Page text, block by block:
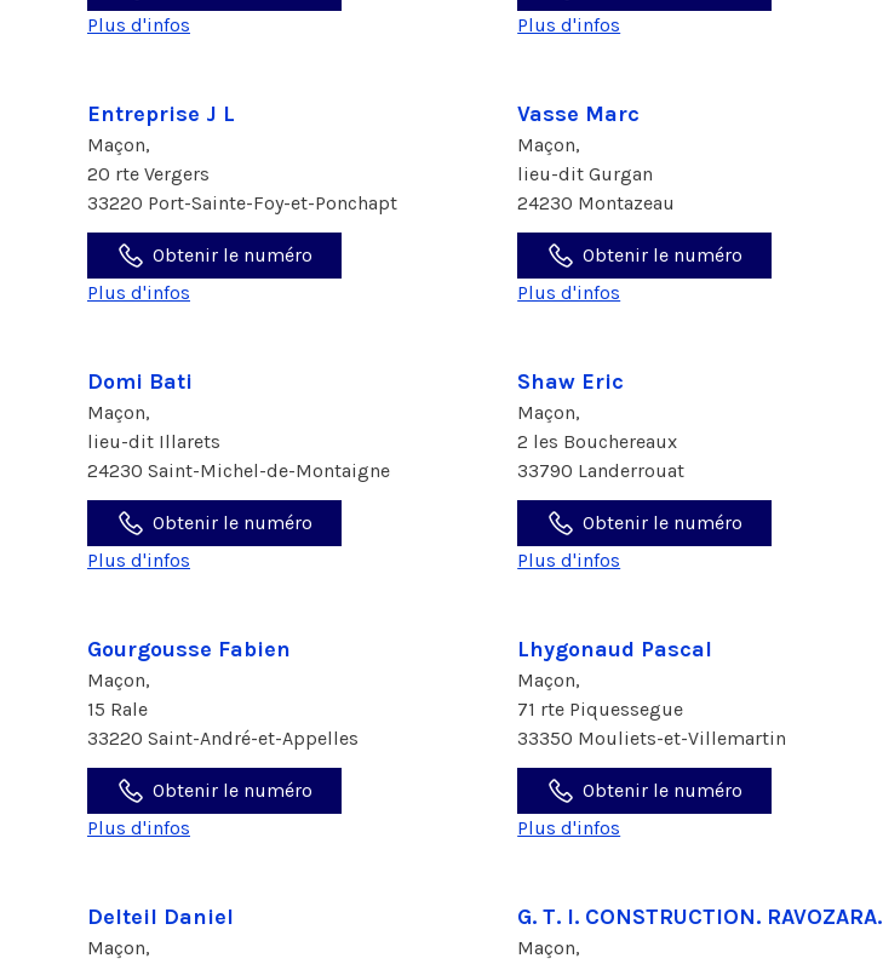
Plus d'infos
Plus d'infos
Entreprise J L
Maçon,
20 rte Vergers
33220 Port-Sainte-Foy-et-Ponchapt
Obtenir le numéro
Plus d'infos
Vasse Marc
Maçon,
lieu-dit Gurgan
24230 Montazeau
Obtenir le numéro
Plus d'infos
Domi Bati
Maçon,
lieu-dit Illarets
24230 Saint-Michel-de-Montaigne
Obtenir le numéro
Plus d'infos
Shaw Eric
Maçon,
2 les Bouchereaux
33790 Landerrouat
Obtenir le numéro
Plus d'infos
Gourgousse Fabien
Maçon,
15 Rale
33220 Saint-André-et-Appelles
Obtenir le numéro
Plus d'infos
Lhygonaud Pascal
Maçon,
71 rte Piquessegue
33350 Mouliets-et-Villemartin
Obtenir le numéro
Plus d'infos
Delteil Daniel
Maçon,
G. T. I. CONSTRUCTION. RAVOZARA.
Maçon,